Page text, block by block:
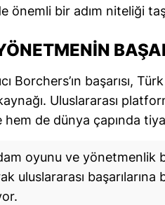
Ordu
Rize
Sakarya
Samsun
Siirt
Sinop
önemli bir adım niteliği
Borchers’ın başarısı,
Uluslararası
hem de dünya çapında
oyunu ve yönetmenlik
uluslararası